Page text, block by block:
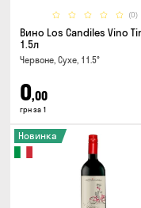
(0)
Вино Los Candiles Vino
1.5л
Червоне, Сухе, 11.5°
0,00
грн за 1
Новинка